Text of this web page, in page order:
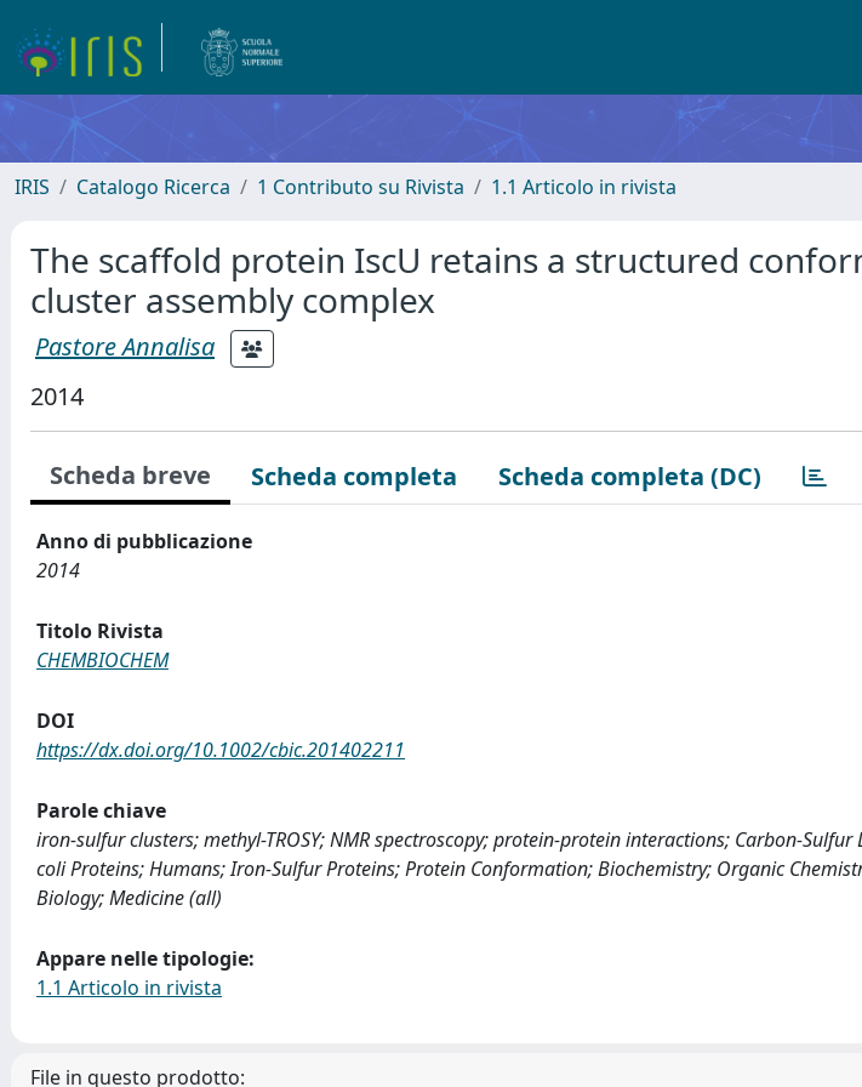
IRIS Catalogo Ricerca 1 Contributo su Rivista 1.1 Articolo in rivista
The scaffold protein IscU retains a structured
cluster assembly complex
Pastore Annalisa
2014
Scheda breve Scheda completa Scheda completa (DC)
Anno di pubblicazione
2014
Titolo Rivista
CHEMBIOCHEM
DOI
https://dx.doi.org/10.1002/cbic.201402211
Parole chiave
iron-sulfur clusters; methyl-TROSY; NMR spectroscopy; protein-protein interactions; Carbon-Sulfur
coli Proteins; Humans; Iron-Sulfur Proteins; Protein Conformation; Biochemistry; Organic
Biology; Medicine (all)
Appare nelle tipologie:
1.1 Articolo in rivista
File in questo prodotto: